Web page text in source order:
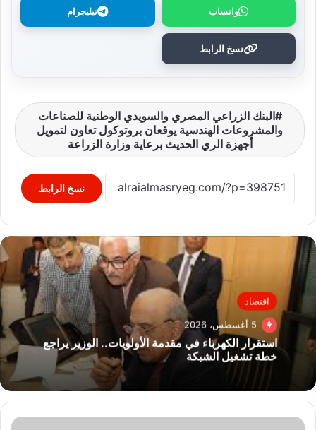
واتساب تيليجرام
نسخ الرابط
البنك الزراعي المصري والسويدي الوطنية للصناعات
والمشروعات الهندسية يوقعان بروتوكول تعاون لتمويل
أجهزة الري الحديث برعاية وزارة الزراعة
نسخ الرابط
اقتصاد
5 أغسطس، 2026
استقرار الكهرباء في مقدمة الأولويات.. الوزير يراجع
خطة تشغيل الشبكة
إيتيدا